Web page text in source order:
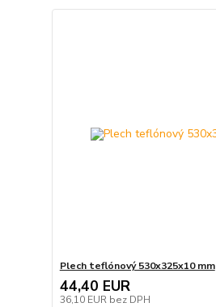
Plech teflónový 530x325x10 mm
44,40 EUR
36,10 EUR bez DPH